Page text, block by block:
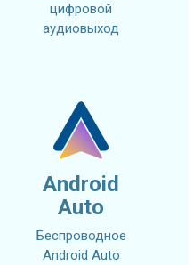
цифровой
аудиовыход
Android
Auto
Беспроводное
Android Auto